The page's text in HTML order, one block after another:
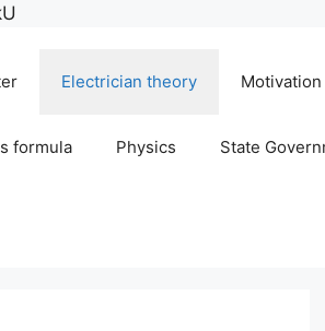
Electrician theory
formula Physics State